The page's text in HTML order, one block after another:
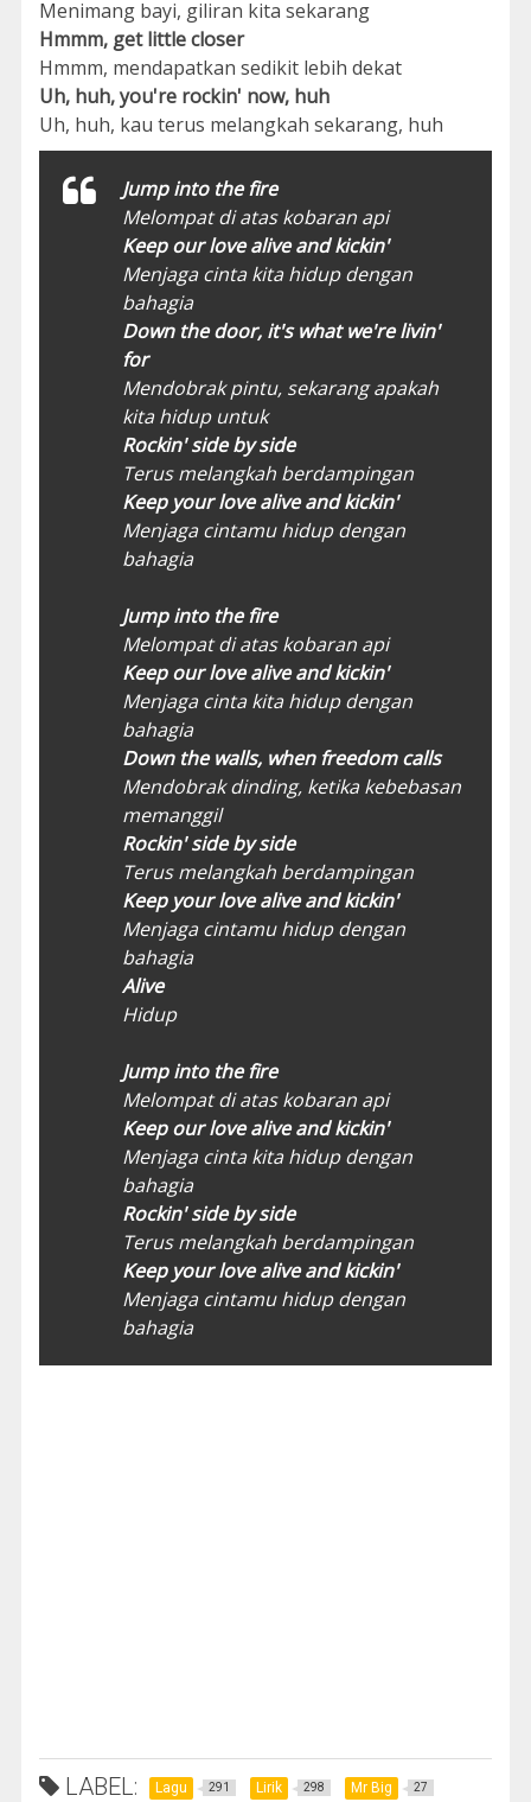
Menimang bayi, giliran kita sekarang
Hmmm, get little closer
Hmmm, mendapatkan sedikit lebih dekat
Uh, huh, you're rockin' now, huh
Uh, huh, kau terus melangkah sekarang, huh
Jump into the fire
Melompat di atas kobaran api
Keep our love alive and kickin'
Menjaga cinta kita hidup dengan
bahagia
Down the door, it's what we're livin'
for
Mendobrak pintu, sekarang apakah
kita hidup untuk
Rockin' side by side
Terus melangkah berdampingan
Keep your love alive and kickin'
Menjaga cintamu hidup dengan
bahagia
Jump into the fire
Melompat di atas kobaran api
Keep our love alive and kickin'
Menjaga cinta kita hidup dengan
bahagia
Down the walls, when freedom calls
Mendobrak dinding, ketika kebebasan
memanggil
Rockin' side by side
Terus melangkah berdampingan
Keep your love alive and kickin'
Menjaga cintamu hidup dengan
bahagia
Alive
Hidup
Jump into the fire
Melompat di atas kobaran api
Keep our love alive and kickin'
Menjaga cinta kita hidup dengan
bahagia
Rockin' side by side
Terus melangkah berdampingan
Keep your love alive and kickin'
Menjaga cintamu hidup dengan
bahagia
LABEL: Lagu 291 Lirik 298 Mr Big 27